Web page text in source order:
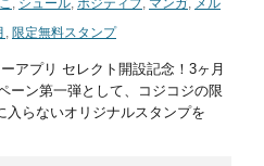
, シュール, ポジティブ, マンガ, メル
, 限定無料スタンプ
アプリ セレクト開設記念！3ヶ月
ーン第一弾として、コジコジの限
入らないオリジナルスタンプを